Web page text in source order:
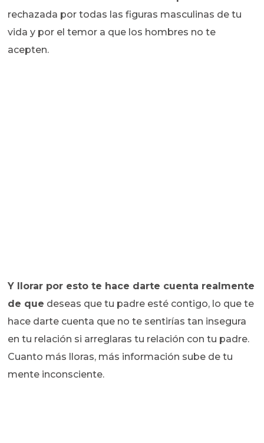
rechazada por todas las figuras masculinas de tu
vida y por el temor a que los hombres no te
acepten.
Y llorar por esto te hace darte cuenta realmente
de que deseas que tu padre esté contigo, lo que te
hace darte cuenta que no te sentirías tan insegura
en tu relación si arreglaras tu relación con tu padre.
Cuanto más lloras, más información sube de tu
mente inconsciente.